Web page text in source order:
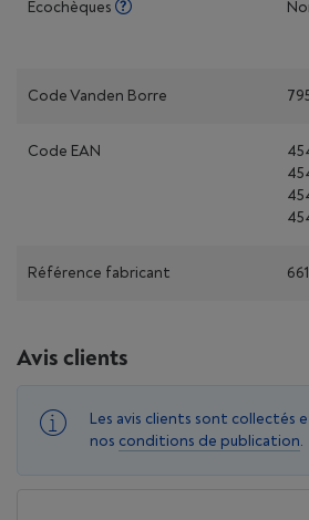
Écochèques
Code Vanden Borre
Code EAN
Référence fabricant
Avis clients
Les avis clients sont collectés
nos conditions de publication.